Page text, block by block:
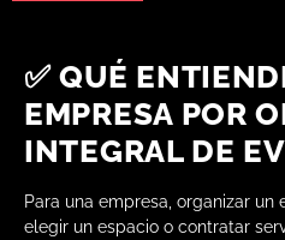
✅ QUÉ
EMPRESA POR
INTEGRAL DE
Para una empresa, organizar un
elegir un espacio o contratar